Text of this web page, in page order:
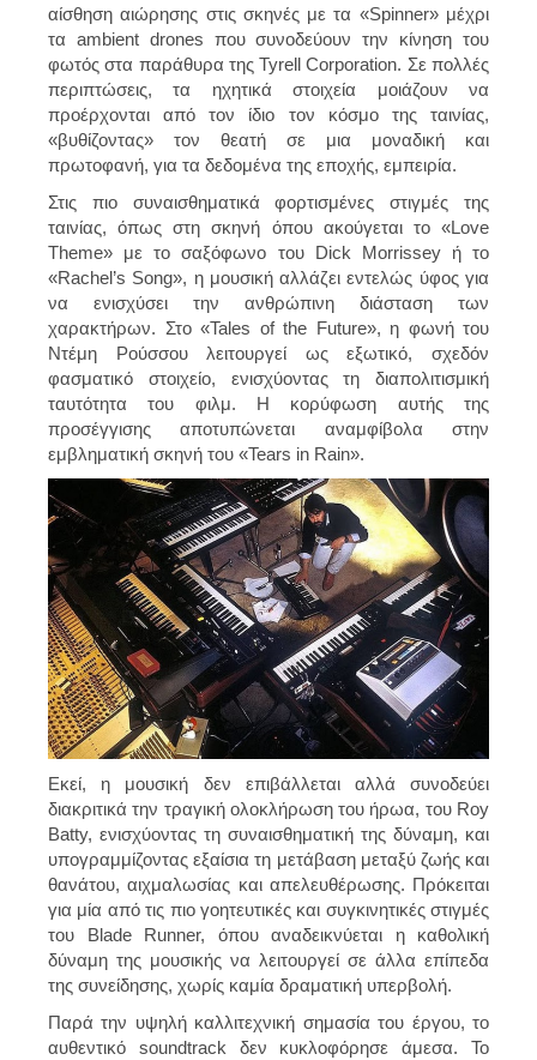
αίσθηση αιώρησης στις σκηνές με τα «Spinner» μέχρι
τα ambient drones που συνοδεύουν την κίνηση του
φωτός στα παράθυρα της Tyrell Corporation. Σε πολλές
περιπτώσεις, τα ηχητικά στοιχεία μοιάζουν να
προέρχονται από τον ίδιο τον κόσμο της ταινίας,
«βυθίζοντας» τον θεατή σε μια μοναδική και
πρωτοφανή, για τα δεδομένα της εποχής, εμπειρία.
Στις πιο συναισθηματικά φορτισμένες στιγμές της
ταινίας, όπως στη σκηνή όπου ακούγεται το «Love
Theme» με το σαξόφωνο του Dick Morrissey ή το
«Rachel’s Song», η μουσική αλλάζει εντελώς ύφος για
να ενισχύσει την ανθρώπινη διάσταση των
χαρακτήρων. Στο «Tales of the Future», η φωνή του
Ντέμη Ρούσσου λειτουργεί ως εξωτικό, σχεδόν
φασματικό στοιχείο, ενισχύοντας τη διαπολιτισμική
ταυτότητα του φιλμ. Η κορύφωση αυτής της
προσέγγισης αποτυπώνεται αναμφίβολα στην
εμβληματική σκηνή του «Tears in Rain».
Εκεί, η μουσική δεν επιβάλλεται αλλά συνοδεύει
διακριτικά την τραγική ολοκλήρωση του ήρωα, του Roy
Batty, ενισχύοντας τη συναισθηματική της δύναμη, και
υπογραμμίζοντας εξαίσια τη μετάβαση μεταξύ ζωής και
θανάτου, αιχμαλωσίας και απελευθέρωσης. Πρόκειται
για μία από τις πιο γοητευτικές και συγκινητικές στιγμές
του Blade Runner, όπου αναδεικνύεται η καθολική
δύναμη της μουσικής να λειτουργεί σε άλλα επίπεδα
της συνείδησης, χωρίς καμία δραματική υπερβολή.
Παρά την υψηλή καλλιτεχνική σημασία του έργου, το
αυθεντικό soundtrack δεν κυκλοφόρησε άμεσα. Το